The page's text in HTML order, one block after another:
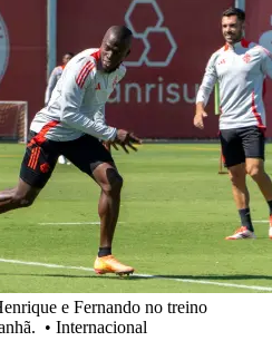
e Fernando no treino
• Internacional